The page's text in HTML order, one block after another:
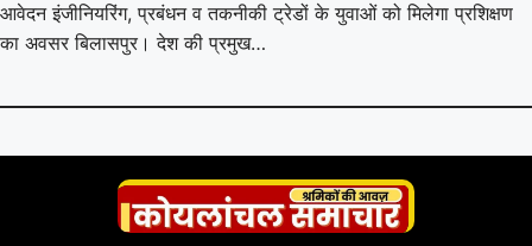
आवेदन इंजीनियरिंग, प्रबंधन व तकनीकी ट्रेडों के युवाओं को मिलेगा प्रशिक्षण
का अवसर बिलासपुर। देश की प्रमुख…